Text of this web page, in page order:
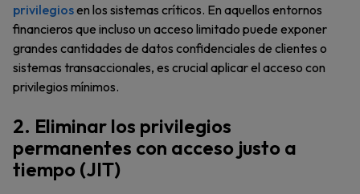
privilegiosen los sistemas críticos. En aquellos entornos
financieros que incluso un acceso limitado puede exponer
grandes cantidades de datos confidenciales de clientes o
sistemas transaccionales, es crucial aplicar el acceso con
privilegios mínimos.
2. Eliminar los privilegios
permanentes con acceso justo a
tiempo (JIT)